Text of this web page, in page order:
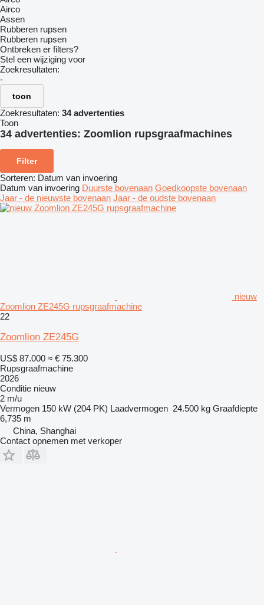
Airco
Assen
Rubberen rupsen
Rubberen rupsen
Ontbreken er filters?
Stel een wijziging voor
Zoekresultaten:
-
toon
Zoekresultaten: 34 advertenties
Toon
34 advertenties: Zoomlion rupsgraafmachines
Filter
Sorteren: Datum van invoering
Datum van invoering Duurste bovenaan Goedkoopste bovenaan
Jaar - de nieuwste bovenaan Jaar - de oudste bovenaan
nieuw
Zoomlion ZE245G rupsgraafmachine
22
Zoomlion ZE245G
US$ 87.000 ≈ € 75.300
Rupsgraafmachine
2026
Conditie nieuw
2 m/u
Vermogen 150 kW (204 PK) Laadvermogen 24.500 kg Graafdiepte
6,735 m
China, Shanghai
Contact opnemen met verkoper